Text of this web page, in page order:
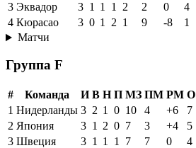
3 Эквадор 3 1 1 1 2 2 0
4
4 Кюрасао 3 0 1 2 1 9 -8
1
Матчи
Группа F
# Команда И В Н П МЗ ПМ РМ О
1 Нидерланды 3 2 1 0 10 4 +6
7
2 Япония 3 1 2 0 7 3 +4
5
3 Швеция 3 1 1 1 7 7 0
4